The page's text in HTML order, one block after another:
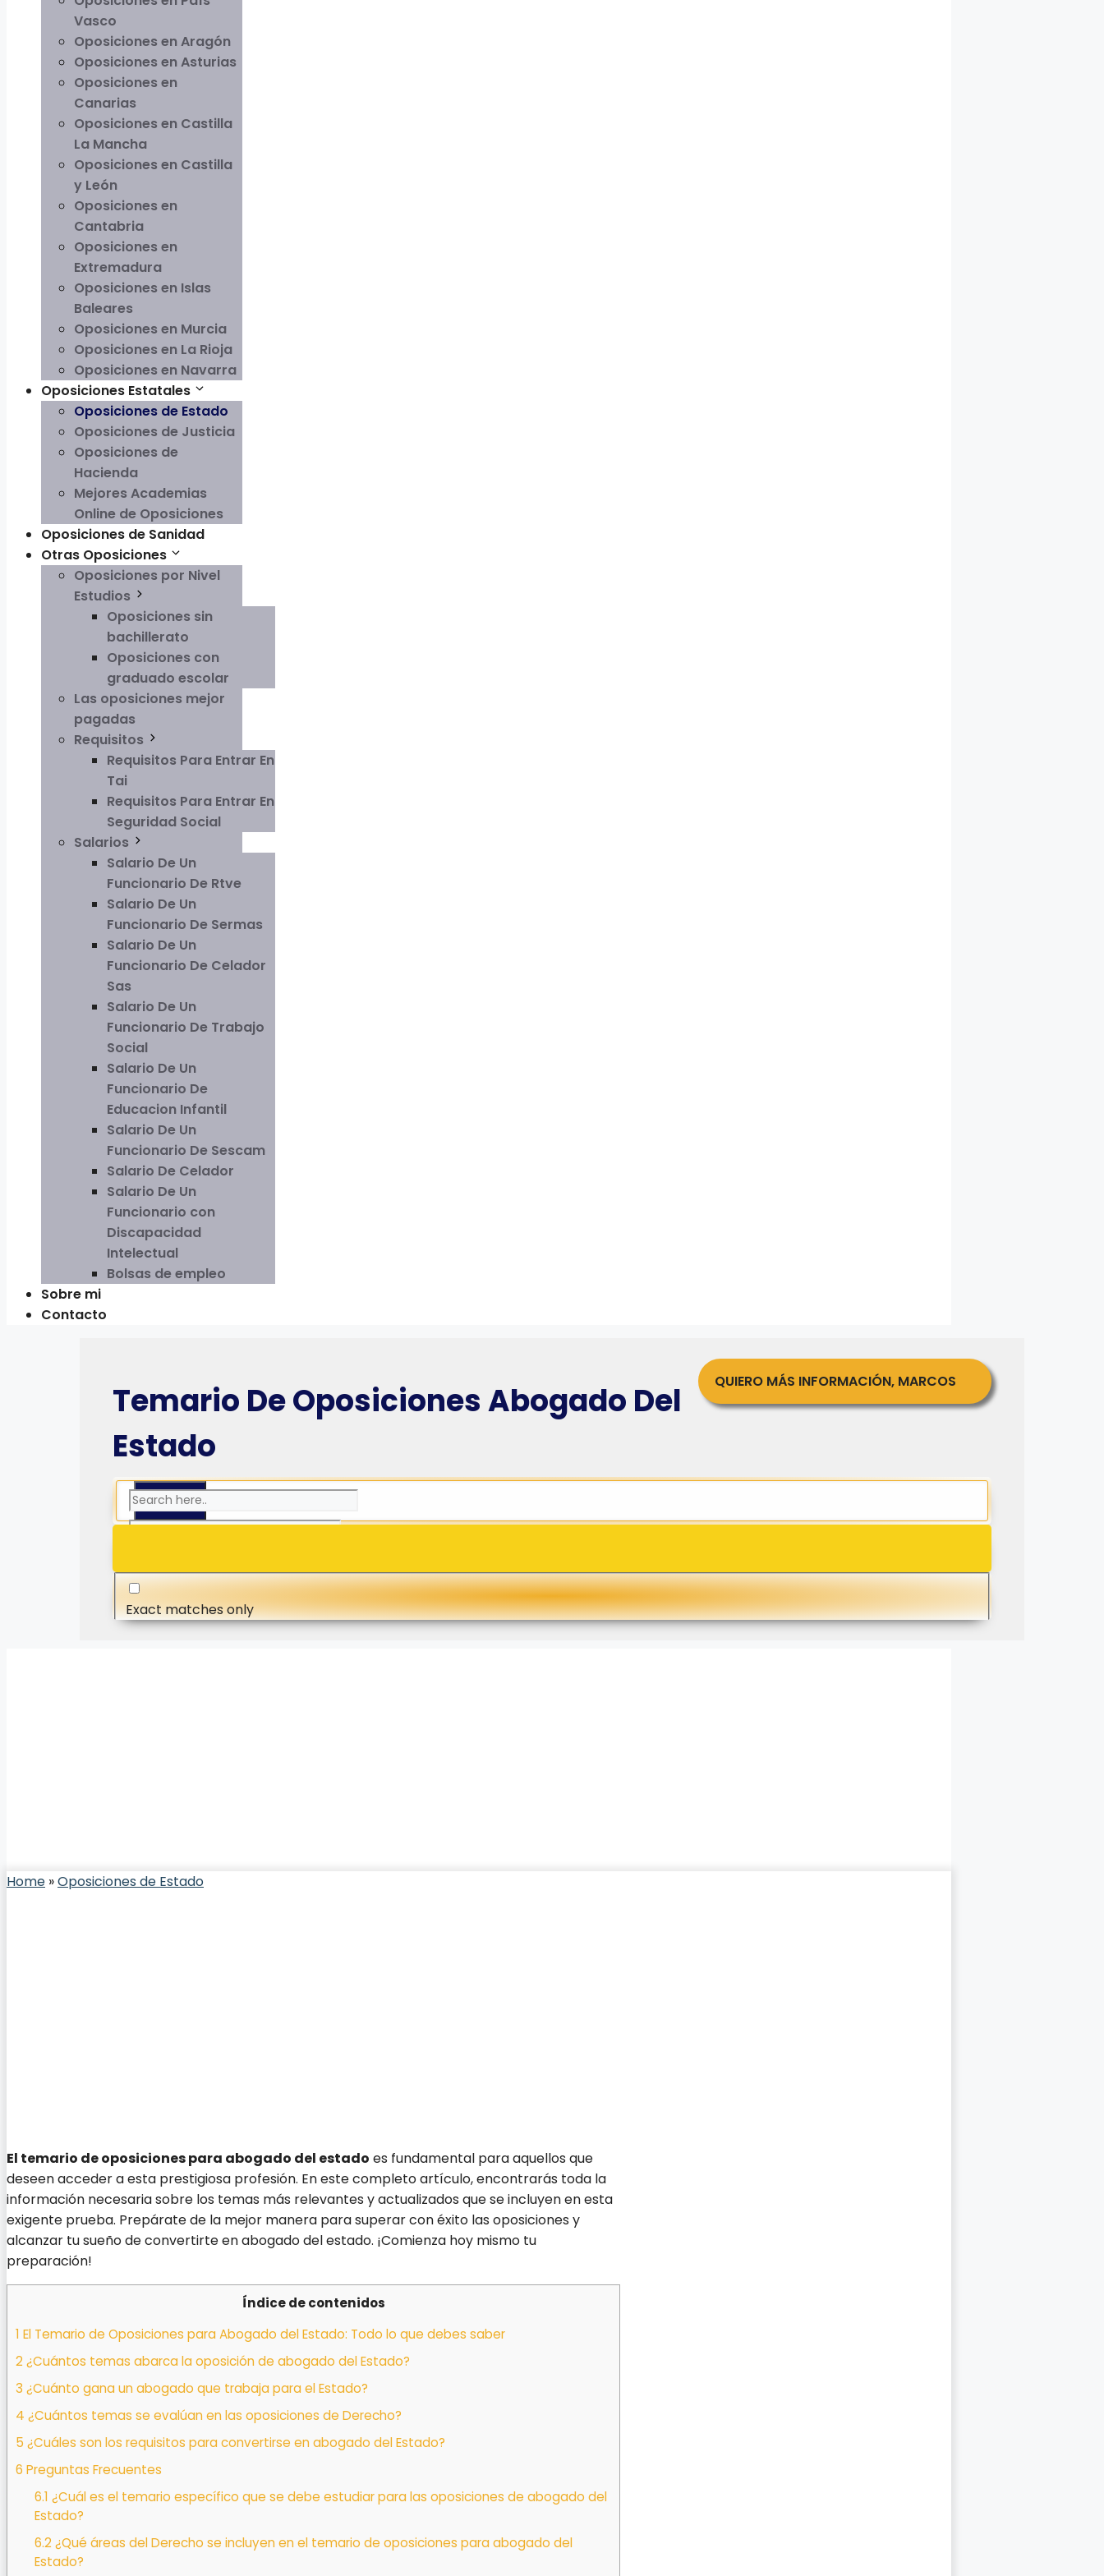
Vasco
Oposiciones en Aragón
Oposiciones en Asturias
Oposiciones en
Canarias
Oposiciones en Castilla
La Mancha
Oposiciones en Castilla
y León
Oposiciones en
Cantabria
Oposiciones en
Extremadura
Oposiciones en Islas
Baleares
Oposiciones en Murcia
Oposiciones en La Rioja
Oposiciones en Navarra
Oposiciones Estatales
Oposiciones de Estado
Oposiciones de Justicia
Oposiciones de
Hacienda
Mejores Academias
Online de Oposiciones
Oposiciones de Sanidad
Otras Oposiciones
Oposiciones por Nivel
Estudios
Oposiciones sin
bachillerato
Oposiciones con
graduado escolar
Las oposiciones mejor
pagadas
Requisitos
Requisitos Para Entrar En
Tai
Requisitos Para Entrar En
Seguridad Social
Salarios
Salario De Un
Funcionario De Rtve
Salario De Un
Funcionario De Sermas
Salario De Un
Funcionario De Celador
Sas
Salario De Un
Funcionario De Trabajo
Social
Salario De Un
Funcionario De
Educacion Infantil
Salario De Un
Funcionario De Sescam
Salario De Celador
Salario De Un
Funcionario con
Discapacidad
Intelectual
Bolsas de empleo
Sobre mi
Contacto
Temario De Oposiciones Abogado Del
Estado
QUIERO MÁS INFORMACIÓN, MARCOS
Exact matches only
Home »Oposiciones de Estado
El temario de oposiciones para abogado del estado es fundamental para aquellos que
deseen acceder a esta prestigiosa profesión. En este completo artículo, encontrarás toda la
información necesaria sobre los temas más relevantes y actualizados que se incluyen en esta
exigente prueba. Prepárate de la mejor manera para superar con éxito las oposiciones y
alcanzar tu sueño de convertirte en abogado del estado. ¡Comienza hoy mismo tu
preparación!
Índice de contenidos
1 El Temario de Oposiciones para Abogado del Estado: Todo lo que debes saber
2¿Cuántos temas abarca la oposición de abogado del Estado?
3 ¿Cuánto gana un abogado que trabaja para el Estado?
4 ¿Cuántos temas se evalúan en las oposiciones de Derecho?
5 ¿Cuáles son los requisitos para convertirse en abogado del Estado?
6 Preguntas Frecuentes
6.1 ¿Cuál es el temario específico que se debe estudiar para las oposiciones de abogado del
Estado?
6.2¿Qué áreas del Derecho se incluyen en el temario de oposiciones para abogado del
Estado?